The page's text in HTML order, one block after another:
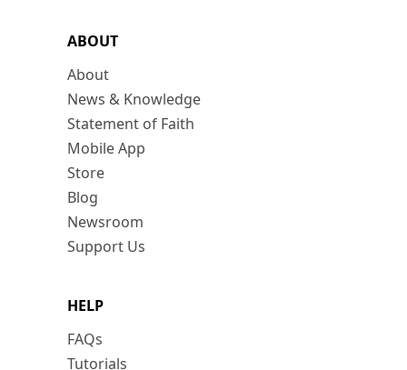
ABOUT
About
News & Knowledge
Statement of Faith
Mobile App
Store
Blog
Newsroom
Support Us
HELP
FAQs
Tutorials